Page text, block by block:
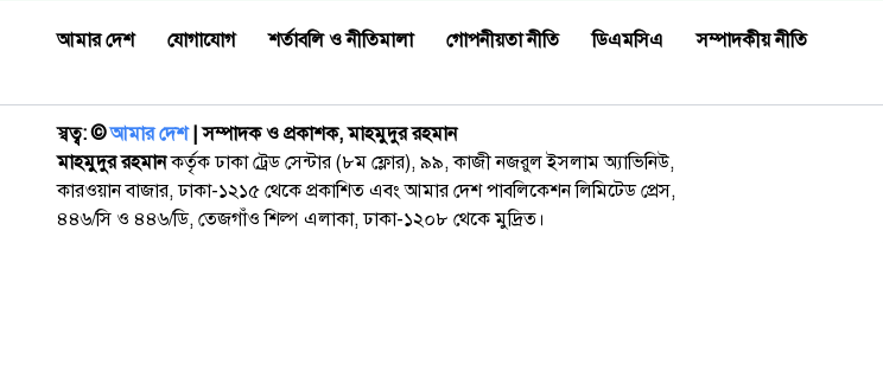
আমার দেশ যোগাযোগ শর্তাবলি ও নীতিমালা গোপনীয়তা নীতি ডিএমসিএ সম্পাদকীয় নীতি
স্বত্ব: ©️আমার দেশ| সম্পাদক ও প্রকাশক, মাহমুদুর রহমান
মাহমুদুর রহমানকর্তৃক ঢাকা ট্রেড সেন্টার (৮ম ফ্লোর), ৯৯, কাজী নজরুল ইসলাম অ্যাভিনিউ,
কারওয়ান বাজার, ঢাকা-১২১৫ থেকে প্রকাশিত এবং আমার দেশ পাবলিকেশন লিমিটেড প্রেস,
৪৪৬/সি ও ৪৪৬/ডি, তেজগাঁও শিল্প এলাকা, ঢাকা-১২০৮ থেকে মুদ্রিত।